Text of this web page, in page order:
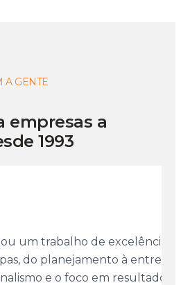
A GENTE
empresas a
1993
um trabalho de excelência
do planejamento à entrega
e o foco em resultados